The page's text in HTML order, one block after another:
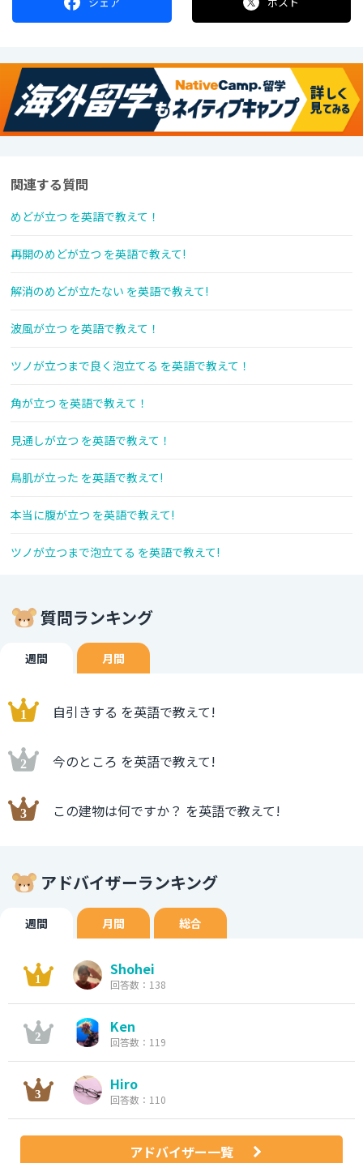
関連する質問
めどが立つ を英語で教えて！
再開のめどが立つ を英語で教えて!
解消のめどが立たない を英語で教えて!
波風が立つ を英語で教えて！
ツノが立つまで良く泡立てる を英語で教えて！
角が立つ を英語で教えて！
見通しが立つ を英語で教えて！
鳥肌が立った を英語で教えて!
本当に腹が立つ を英語で教えて!
ツノが立つまで泡立てる を英語で教えて!
質問ランキング
週間 月間
自引きする を英語で教えて!
今のところ を英語で教えて!
この建物は何ですか？ を英語で教えて!
アドバイザーランキング
週間 月間 総合
Shohei
回答数：138
Ken
回答数：119
Hiro
回答数：110
アドバイザー一覧